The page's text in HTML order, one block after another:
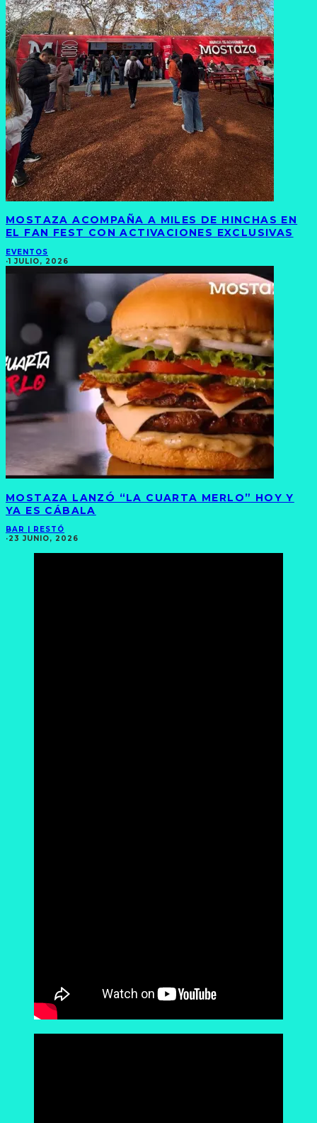
MOSTAZA ACOMPAÑA A MILES DE HINCHAS EN
EL FAN FEST CON ACTIVACIONES EXCLUSIVAS
EVENTOS
·1 JULIO, 2026
MOSTAZA LANZÓ “LA CUARTA MERLO” HOY Y
YA ES CÁBALA
BAR | RESTÓ
·23 JUNIO, 2026